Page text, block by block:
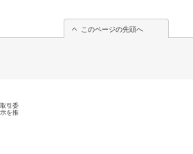
このページの先頭へ
引委
を推